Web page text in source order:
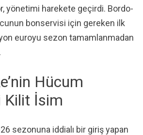
yönetimi harekete geçirdi. Bordo-
bonservisi için gereken ilk
euroyu sezon tamamlanmadan
Hücum
Kilit İsim
sezonuna iddialı bir giriş yapan